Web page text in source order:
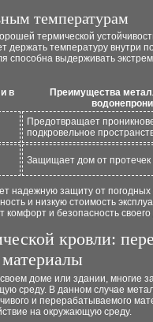
температурам
термической
держать температуру внутри
способна выдерживать
в
Преимущества
Предотвращает
подкровельное
Защищает дом от протечек
надежную защиту от
и низкую стоимость
и безопасность
кровли:
материалы
доме или здании, многие
среду. В данном случае
и перерабатываемого
на окружающую среду.